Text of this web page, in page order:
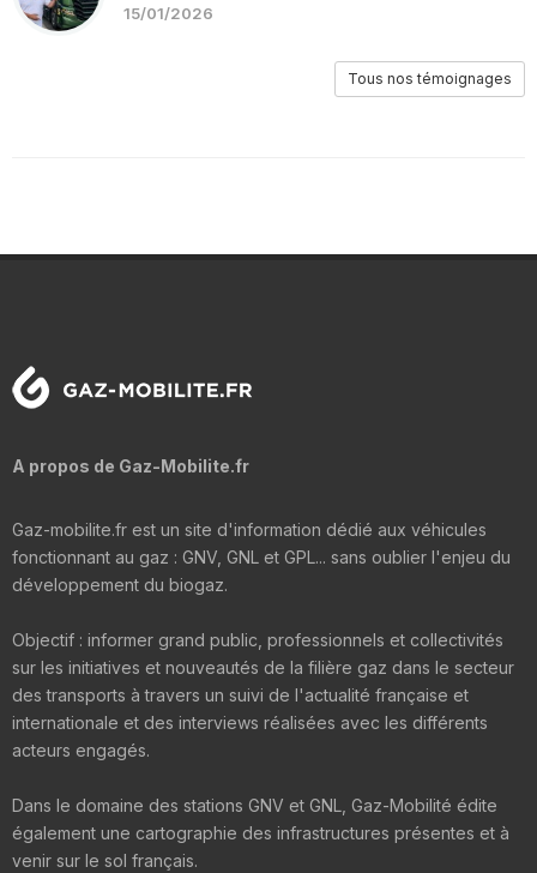
15/01/2026
Tous nos témoignages
A propos de Gaz-Mobilite.fr
Gaz-mobilite.fr est un site d'information dédié aux véhicules
fonctionnant au gaz : GNV, GNL et GPL... sans oublier l'enjeu du
développement du biogaz.
Objectif : informer grand public, professionnels et collectivités
sur les initiatives et nouveautés de la filière gaz dans le secteur
des transports à travers un suivi de l'actualité française et
internationale et des interviews réalisées avec les différents
acteurs engagés.
Dans le domaine des stations GNV et GNL, Gaz-Mobilité édite
également une cartographie des infrastructures présentes et à
venir sur le sol français.